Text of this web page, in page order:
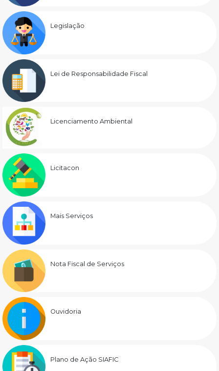
Legislação
Lei de Responsabilidade Fiscal
Licenciamento Ambiental
Licitacon
Mais Serviços
Nota Fiscal de Serviços
Ouvidoria
Plano de Ação SIAFIC